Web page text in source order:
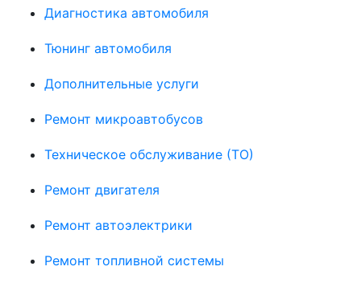
Диагностика автомобиля
Тюнинг автомобиля
Дополнительные услуги
Ремонт микроавтобусов
Техническое обслуживание (ТО)
Ремонт двигателя
Ремонт автоэлектрики
Ремонт топливной системы